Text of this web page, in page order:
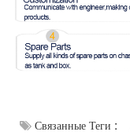
Связанные Теги :